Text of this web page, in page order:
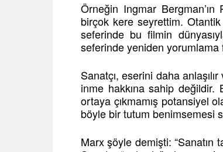
Örneğin Ingmar
birçok kere seyrettim.
seferinde bu filmin
seferinde yeniden yorumlama
Sanatçı, eserini daha
inme hakkına sahip değildir.
ortaya çıkmamış potansiyel
böyle bir tutum benimsemesi
Marx şöyle demişti: “Sanatın